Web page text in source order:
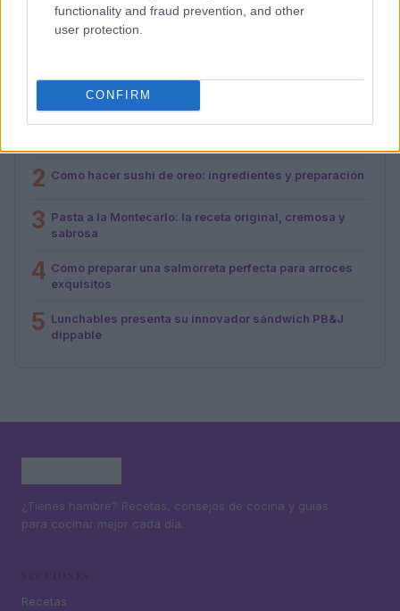
functionality and fraud prevention, and other
user protection.
CONFIRM
María Vázquez · 1 Ago 2026
MÁS LEÍDOS
1
Cinco destinos gastronómicos para disfrutar del
2 Cómo hacer sushi de oreo: ingredientes y preparación
3 Pasta a la Montecarlo: la receta original, cremosa y
sabrosa
4 Cómo preparar una salmorreta perfecta para arroces
exquisitos
5 Lunchables presenta su innovador sándwich PB&J
dippable
¿Tienes hambre? Recetas, consejos de cocina y guías
para cocinar mejor cada día.
Recetas